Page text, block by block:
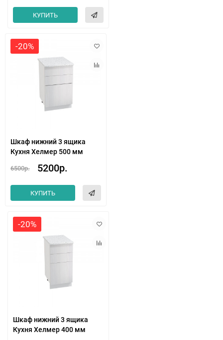
КУПИТЬ
-20%
Шкаф нижний 3 ящика
Кухня Хелмер 500 мм
6500р. 5200р.
КУПИТЬ
-20%
Шкаф нижний 3 ящика
Кухня Хелмер 400 мм